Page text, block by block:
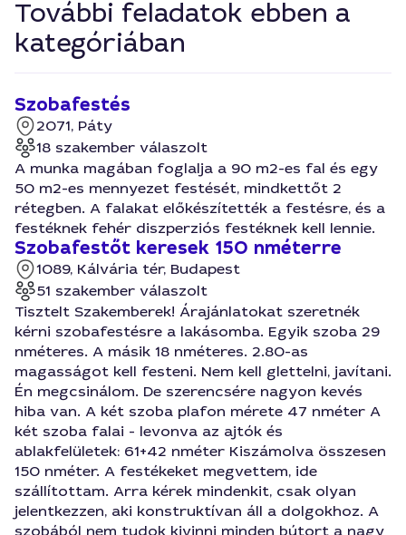
További feladatok ebben a
kategóriában
Szobafestés
2071, Páty
18 szakember válaszolt
A munka magában foglalja a 90 m2-es fal és egy
50 m2-es mennyezet festését, mindkettőt 2
rétegben. A falakat előkészítették a festésre, és a
festéknek fehér diszperziós festéknek kell lennie.
Szobafestőt keresek 150 nméterre
1089, Kálvária tér, Budapest
51 szakember válaszolt
Tisztelt Szakemberek! Árajánlatokat szeretnék
kérni szobafestésre a lakásomba. Egyik szoba 29
nméteres. A másik 18 nméteres. 2.80-as
magasságot kell festeni. Nem kell glettelni, javítani.
Én megcsinálom. De szerencsére nagyon kevés
hiba van. A két szoba plafon mérete 47 nméter A
két szoba falai - levonva az ajtók és
ablakfelületek: 61+42 nméter Kiszámolva összesen
150 nméter. A festékeket megvettem, ide
szállítottam. Arra kérek mindenkit, csak olyan
jelentkezzen, aki konstruktívan áll a dolgokhoz. A
szobából nem tudok kivinni minden bútort a nagy